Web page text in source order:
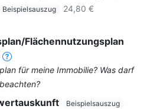
Beispielsauszug
24,80 €
Flächennutzungsplan
für meine Immobilie? Was darf
Beispielsauszug